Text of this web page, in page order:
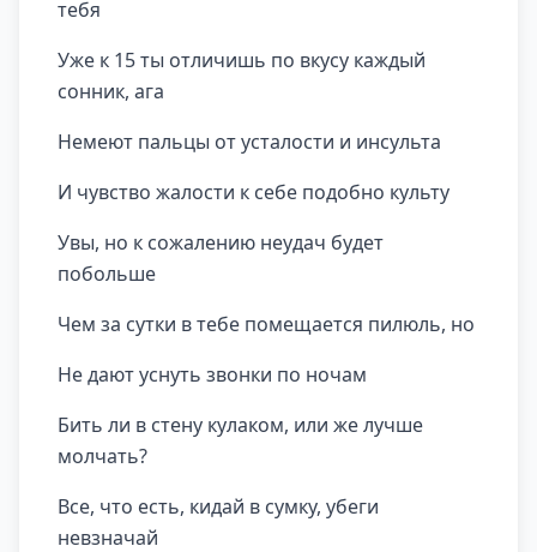
тебя
Уже к 15 ты отличишь по вкусу каждый
сонник, ага
Немеют пальцы от усталости и инсульта
И чувство жалости к себе подобно культу
Увы, но к сожалению неудач будет
побольше
Чем за сутки в тебе помещается пилюль, но
Не дают уснуть звонки по ночам
Бить ли в стену кулаком, или же лучше
молчать?
Все, что есть, кидай в сумку, убеги
невзначай